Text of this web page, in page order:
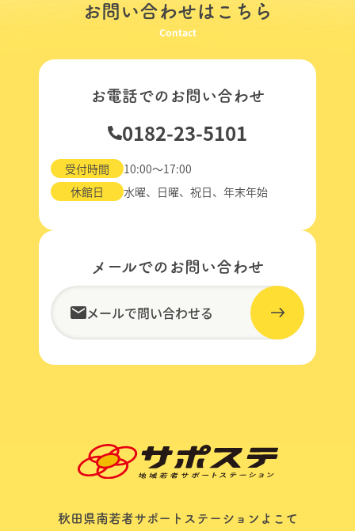
お問い合わせはこちら
Contact
お電話でのお問い合わせ
0182-23-5101
受付時間
10:00～17:00
休館日
水曜、日曜、祝日、年末年始
メールでのお問い合わせ
メールで問い合わせる
秋田県南若者サポートステーションよこて